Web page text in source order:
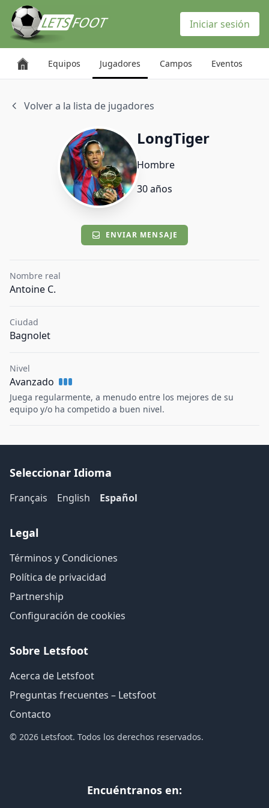
Iniciar sesión
Equipos Jugadores Campos Eventos
Volver a la lista de jugadores
LongTiger
Hombre
30 años
ENVIAR MENSAJE
Nombre real
Antoine C.
Ciudad
Bagnolet
Nivel
Avanzado
Juega regularmente, a menudo entre los mejores de su
equipo y/o ha competido a buen nivel.
Seleccionar Idioma
Français English Español
Legal
Términos y Condiciones
Política de privacidad
Partnership
Configuración de cookies
Sobre Letsfoot
Acerca de Letsfoot
Preguntas frecuentes – Letsfoot
Contacto
© 2026 Letsfoot. Todos los derechos reservados.
Encuéntranos en:
Panel de gestión de cookies